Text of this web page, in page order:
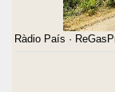
Ràdio País ·